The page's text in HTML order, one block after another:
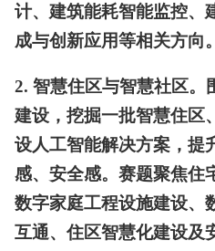
计、建筑能耗智能监控、
成与创新应用等相关方向。
2. 智慧住区与智慧社区。
建设，挖掘一批智慧住区
设人工智能解决方案，提
感、安全感。赛题聚焦住
数字家庭工程设施建设、
互通、住区智慧化建设及